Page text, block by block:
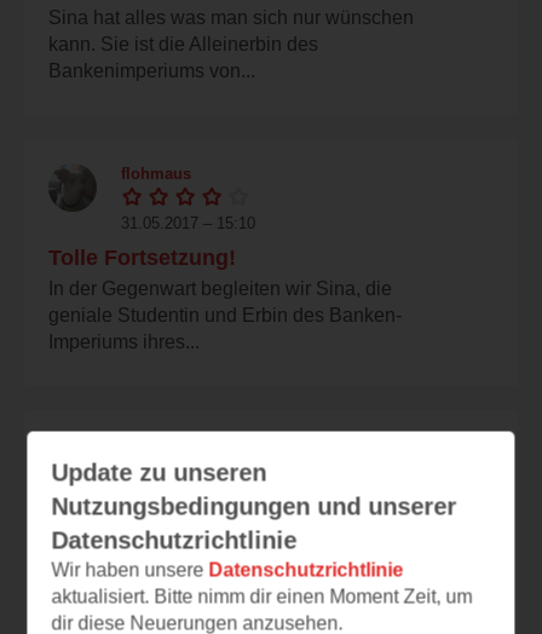
Sina hat alles was man sich nur wünschen
kann. Sie ist die Alleinerbin des
Bankenimperiums von...
flohmaus
31.05.2017 – 15:10
Tolle Fortsetzung!
In der Gegenwart begleiten wir Sina, die
geniale Studentin und Erbin des Banken-
Imperiums ihres...
31.05.2017 – 11:42
Saga
Das Buch - das Panama Erbe - von der
Autorin Susanne Aernecke ist mein erstes
Buch in diese...
Update zu unseren
Nutzungsbedingungen und unserer
Datenschutzrichtlinie
Wir haben unsere Datenschutzrichtlinie
aktualisiert. Bitte nimm dir einen Moment Zeit, um
dir diese Neuerungen anzusehen.